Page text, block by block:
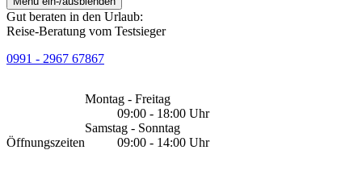
Gut beraten in den Urlaub:
Reise-Beratung vom Testsieger
0991 - 2967 67867
Öffnungszeiten
Montag - Freitag
09:00 - 18:00 Uhr
Samstag - Sonntag
09:00 - 14:00 Uhr